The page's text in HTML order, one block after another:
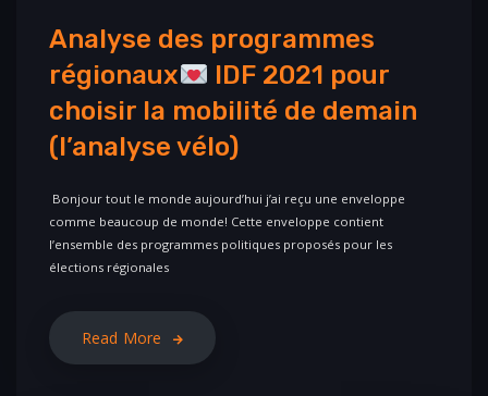
Analyse des programmes
régionaux
IDF 2021 pour
choisir la mobilité de demain
(l’analyse vélo)
Bonjour tout le monde aujourd’hui j’ai reçu une enveloppe
comme beaucoup de monde! Cette enveloppe contient
l’ensemble des programmes politiques proposés pour les
élections régionales
Read More